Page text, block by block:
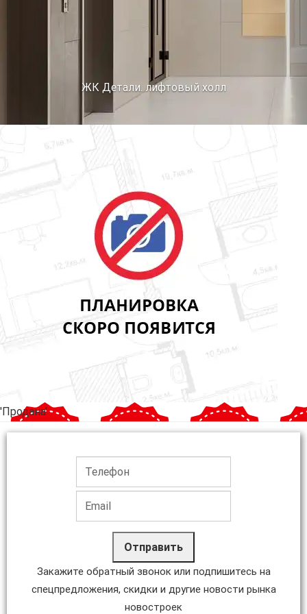
ЖК Детали. лифтовый холл
'Продана'
Отправить
Закажите обратный звонок или подпишитесь на
спецпредложения, скидки и другие новости рынка
новостроек